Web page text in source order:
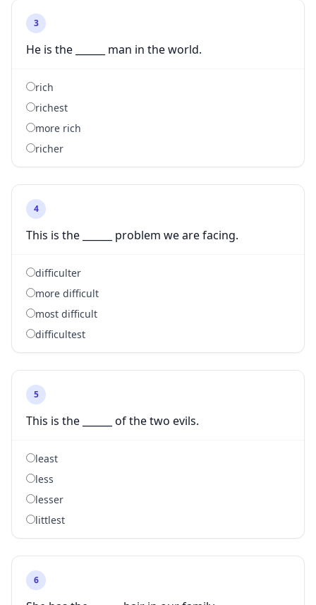
3
He is the ______ man in the world.
rich
richest
more rich
richer
4
This is the ______ problem we are facing.
difficulter
more difficult
most difficult
difficultest
5
This is the ______ of the two evils.
least
less
lesser
littlest
6